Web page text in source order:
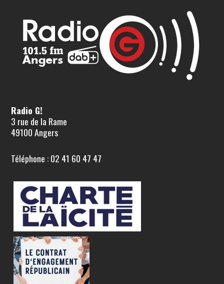
Radio G!
3 rue de la Rame
49100 Angers
Téléphone : 02 41 60 47 47